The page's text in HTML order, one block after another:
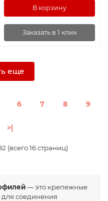
В корзину
Заказать в 1 клик
еще
6 7 8 9
>|
(всего 16 страниц)
— это крепежные
соединения